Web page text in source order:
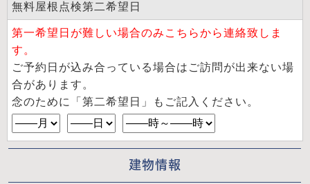
無料屋根点検第二希望日
第一希望日が難しい場合のみこちらから連絡致しま
す。
ご予約日が込み合っている場合はご訪問が出来ない場
合があります。
念のために「第二希望日」もご記入ください。
建物情報